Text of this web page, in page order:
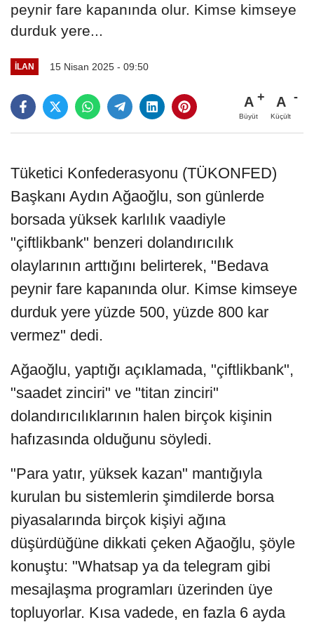
peynir fare kapanında olur. Kimse kimseye
durduk yere...
İLAN 15 Nisan 2025 - 09:50
A
Büyüt
A
Küçült
Tüketici Konfederasyonu (TÜKONFED)
Başkanı Aydın Ağaoğlu, son günlerde
borsada yüksek karlılık vaadiyle
"çiftlikbank" benzeri dolandırıcılık
olaylarının arttığını belirterek, "Bedava
peynir fare kapanında olur. Kimse kimseye
durduk yere yüzde 500, yüzde 800 kar
vermez" dedi.
Ağaoğlu, yaptığı açıklamada, "çiftlikbank",
"saadet zinciri" ve "titan zinciri"
dolandırıcılıklarının halen birçok kişinin
hafızasında olduğunu söyledi.
"Para yatır, yüksek kazan" mantığıyla
kurulan bu sistemlerin şimdilerde borsa
piyasalarında birçok kişiyi ağına
düşürdüğüne dikkati çeken Ağaoğlu, şöyle
konuştu: "Whatsap ya da telegram gibi
mesajlaşma programları üzerinden üye
topluyorlar. Kısa vadede, en fazla 6 ayda